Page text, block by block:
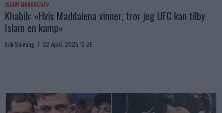
ISLAM MAKHACHEV
Khabib: «Hvis Maddalena vinner, tror jeg UFC kan tilby
Islam en kamp»
Erik Solvang 22 April, 2025 13:25